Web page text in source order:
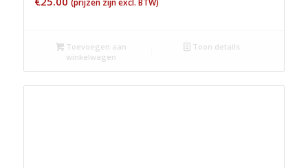
Toevoegen aan
winkelwagen
Toon details